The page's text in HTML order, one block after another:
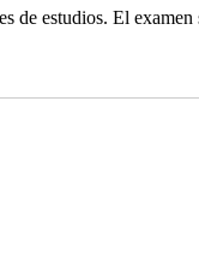
de estudios. El